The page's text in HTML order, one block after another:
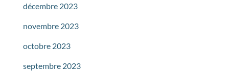
décembre 2023
novembre 2023
octobre 2023
septembre 2023